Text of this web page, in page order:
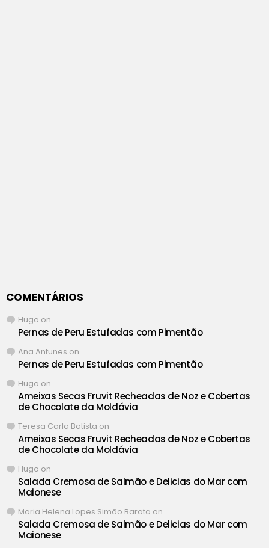
COMENTÁRIOS
Hugo on
Pernas de Peru Estufadas com Pimentão
Ana Antunes on
Pernas de Peru Estufadas com Pimentão
Hugo on
Ameixas Secas Fruvit Recheadas de Noz e Cobertas
de Chocolate da Moldávia
Teresa Carla Batista on
Ameixas Secas Fruvit Recheadas de Noz e Cobertas
de Chocolate da Moldávia
Hugo on
Salada Cremosa de Salmão e Delicias do Mar com
Maionese
Maria Helena Lopes Simão Barata on
Salada Cremosa de Salmão e Delicias do Mar com
Maionese